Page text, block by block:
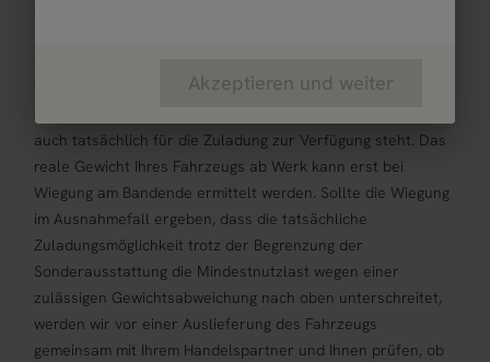
freie Masse für Gepäck und nachträglich eingebautes
Zubehör, bei den von Corigon ausgelieferten Fahrzeugen
auch tatsächlich für die Zuladung zur Verfügung steht. Das
reale Gewicht Ihres Fahrzeugs ab Werk kann erst bei
Wiegung am Bandende ermittelt werden. Sollte die Wiegung
im Ausnahmefall ergeben, dass die tatsächliche
Zuladungsmöglichkeit trotz der Begrenzung der
Sonderausstattung die Mindestnutzlast wegen einer
zulässigen Gewichtsabweichung nach oben unterschreitet,
werden wir vor einer Auslieferung des Fahrzeugs
gemeinsam mit Ihrem Handelspartner und Ihnen prüfen, ob
Akzeptieren und weiter